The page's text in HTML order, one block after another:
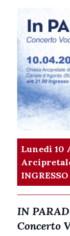
Lunedì 10
IN
Concerto